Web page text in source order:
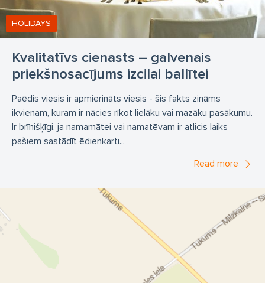
Kvalitatīvs cienasts – galvenais
priekšnosacījums izcilai ballītei
HOLIDAYS
Paēdis viesis ir apmierināts viesis - šis fakts zināms
ikvienam, kuram ir nācies rīkot lielāku vai mazāku pasākumu.
Ir brīnišķīgi, ja namamātei vai namatēvam ir atlicis laiks
pašiem sastādīt ēdienkarti...
Read more